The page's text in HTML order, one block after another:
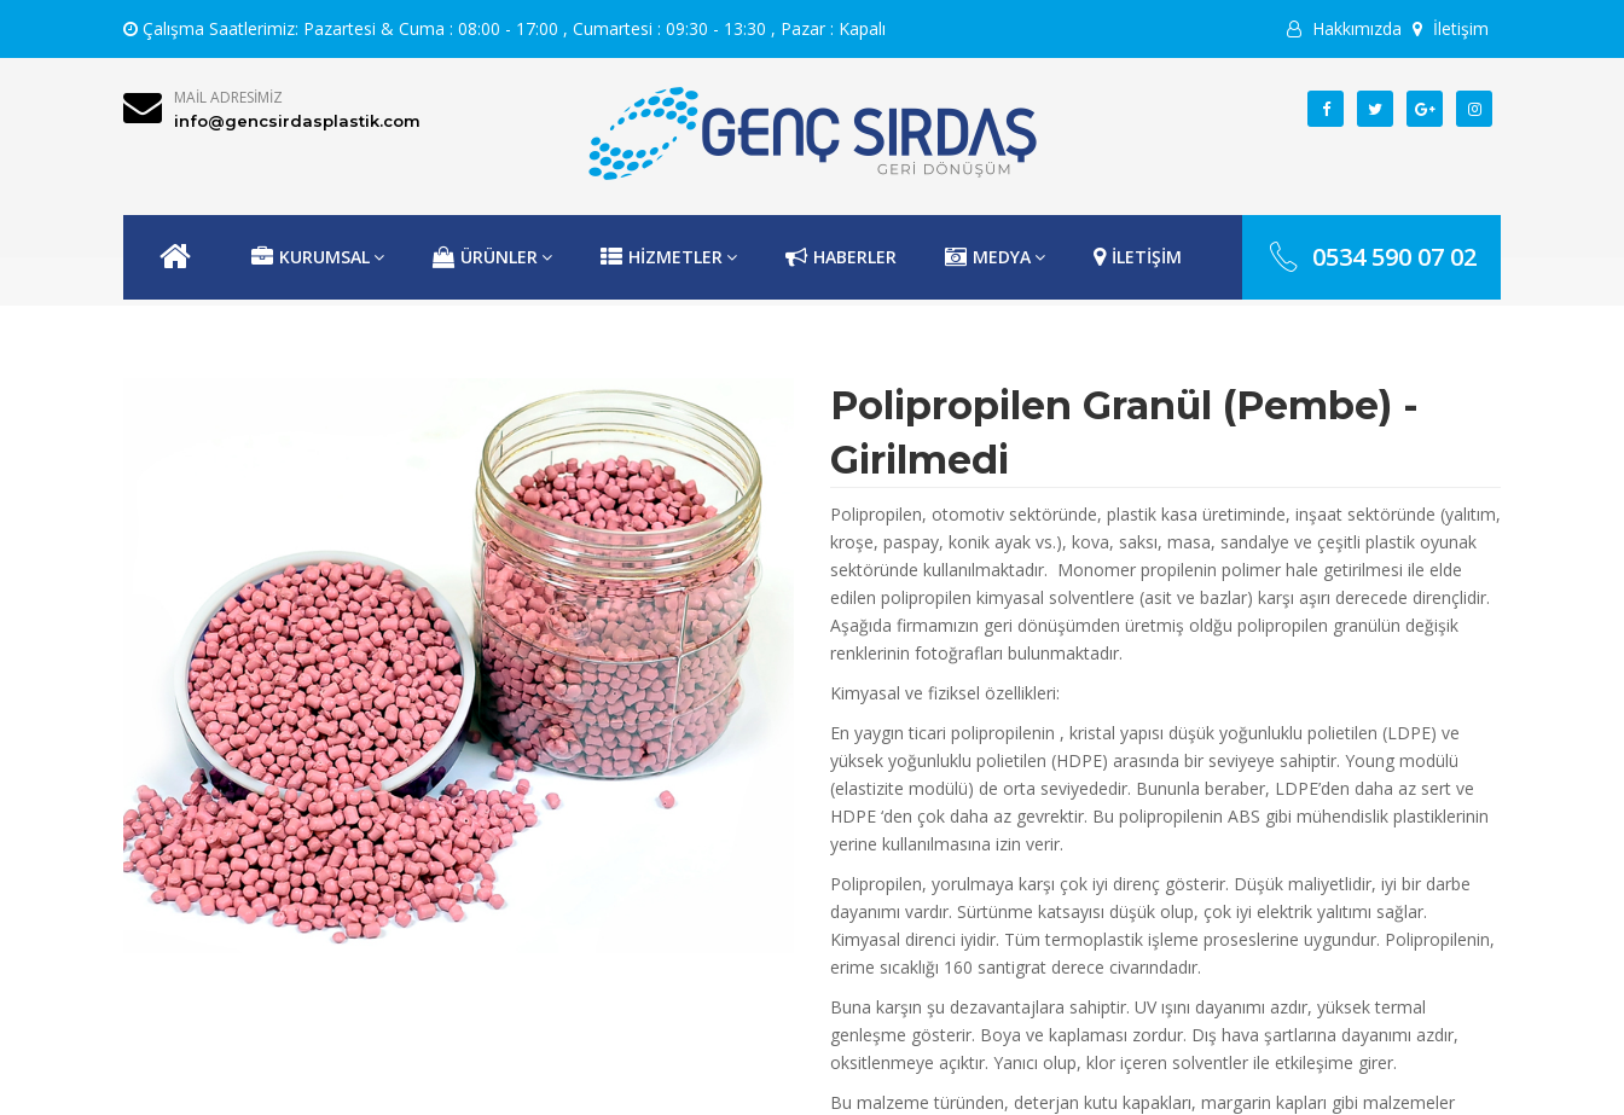
Çalışma Saatlerimiz: Pazartesi & Cuma : 08:00 - 17:00 , Cumartesi : 09:30 - 13:30 , Pazar : Kapalı Hakkımızda İletişim
MAIL ADRESIMIZ
info@gencsirdasplastik.com
KURUMSAL ÜRÜNLER HİZMETLER HABERLER MEDYA İLETİŞİM 0534 590 07 02
Polipropilen Granül (Pembe) -
Girilmedi
Polipropilen, otomotiv sektöründe, plastik kasa üretiminde, inşaat sektöründe (yalıtım,
kroşe, paspay, konik ayak vs.), kova, saksı, masa, sandalye ve çeşitli plastik oyunak
sektöründe kullanılmaktadır. Monomer propilenin polimer hale getirilmesi ile elde
edilen polipropilen kimyasal solventlere (asit ve bazlar) karşı aşırı derecede dirençlidir.
Aşağıda firmamızın geri dönüşümden üretmiş oldğu polipropilen granülün değişik
renklerinin fotoğrafları bulunmaktadır.
Kimyasal ve fiziksel özellikleri:
En yaygın ticari polipropilenin , kristal yapısı düşük yoğunluklu polietilen (LDPE) ve
yüksek yoğunluklu polietilen (HDPE) arasında bir seviyeye sahiptir. Young modülü
(elastizite modülü) de orta seviyededir. Bununla beraber, LDPE’den daha az sert ve
HDPE ‘den çok daha az gevrektir. Bu polipropilenin ABS gibi mühendislik plastiklerinin
yerine kullanılmasına izin verir.
Polipropilen, yorulmaya karşı çok iyi direnç gösterir. Düşük maliyetlidir, iyi bir darbe
dayanımı vardır. Sürtünme katsayısı düşük olup, çok iyi elektrik yalıtımı sağlar.
Kimyasal direnci iyidir. Tüm termoplastik işleme proseslerine uygundur. Polipropilenin,
erime sıcaklığı 160 santigrat derece civarındadır.
Buna karşın şu dezavantajlara sahiptir. UV ışını dayanımı azdır, yüksek termal
genleşme gösterir. Boya ve kaplaması zordur. Dış hava şartlarına dayanımı azdır,
oksitlenmeye açıktır. Yanıcı olup, klor içeren solventler ile etkileşime girer.
Bu malzeme türünden, deterjan kutu kapakları, margarin kapları gibi malzemeler